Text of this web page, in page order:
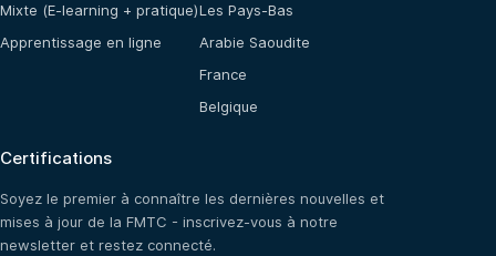
Mixte (E-learning + pratique)
Apprentissage en ligne
Les Pays-Bas
Arabie Saoudite
France
Belgique
Certifications
Soyez le premier à connaître les dernières nouvelles et
mises à jour de la FMTC - inscrivez-vous à notre
newsletter et restez connecté.